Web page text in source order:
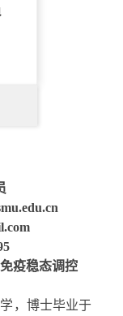
疫稳态调控
，博士毕业于